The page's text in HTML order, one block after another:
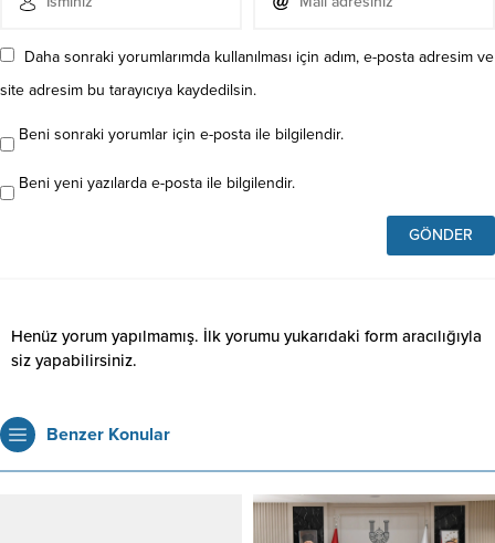
Daha sonraki yorumlarımda kullanılması için adım, e-posta adresim ve
site adresim bu tarayıcıya kaydedilsin.
Beni sonraki yorumlar için e-posta ile bilgilendir.
Beni yeni yazılarda e-posta ile bilgilendir.
Henüz yorum yapılmamış. İlk yorumu yukarıdaki form aracılığıyla
siz yapabilirsiniz.
Benzer Konular